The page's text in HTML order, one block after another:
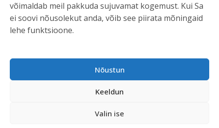
võimaldab meil pakkuda sujuvamat kogemust. Kui Sa
ei soovi nõusolekut anda, võib see piirata mõningaid
lehe funktsioone.
Nõustun
Keeldun
Valin ise
VÕTA ÜHENDUST
info@kliendiuuringud.ee